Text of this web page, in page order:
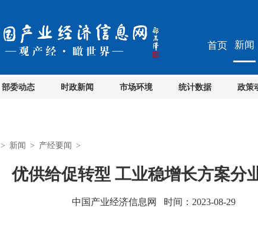
首页 新闻
部委动态 时政新闻 市场环境 统计数据 政策
> 新闻 > 产经要闻 >
优供给促转型 工业稳增长方案分
中国产业经济信息网 时间：2023-08-29